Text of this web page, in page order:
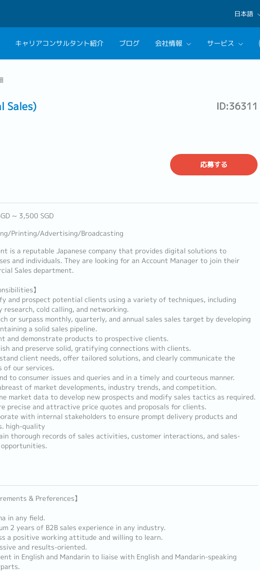
日本語
English
日本語
キャリアコンサルタント紹介 ブログ 会社情報 サービス
Sales) ID:36311
応募する
~ 3,500 SGD
Printing/Advertising/Broadcasting
is a reputable Japanese company that provides digital solutions to
and individuals. They are looking for an Account Manager to join their
Sales department.
】
and prospect potential clients using a variety of techniques, including
research, cold calling, and networking.
or surpass monthly, quarterly, and annual sales sales target by developing
a solid sales pipeline.
and demonstrate products to prospective clients.
and preserve solid, gratifying connections with clients.
client needs, offer tailored solutions, and clearly communicate the
of our services.
to consumer issues and queries and in a timely and courteous manner.
of market developments, industry trends, and competition.
market data to develop new prospects and modify sales tactics as required.
precise and attractive price quotes and proposals for clients.
with internal stakeholders to ensure prompt delivery products and
high-quality
thorough records of sales activities, customer interactions, and sales-
& Preferences】
in any field.
2 years of B2B sales experience in any industry.
a positive working attitude and willing to learn.
and results-oriented.
in English and Mandarin to liaise with English and Mandarin-speaking